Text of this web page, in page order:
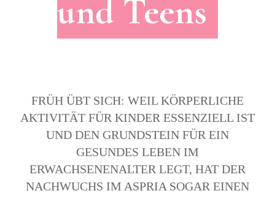
und Teens
FRÜH ÜBT SICH: WEIL KÖRPERLICHE
AKTIVITÄT FÜR KINDER ESSENZIELL IST
UND DEN GRUNDSTEIN FÜR EIN
GESUNDES LEBEN IM
ERWACHSENENALTER LEGT, HAT DER
NACHWUCHS IM ASPRIA SOGAR EINEN